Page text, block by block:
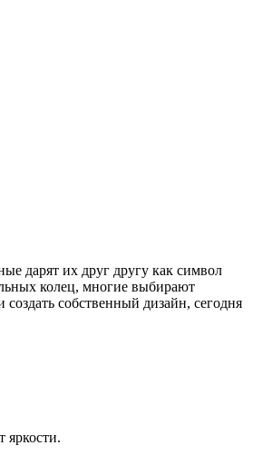
дарят их друг другу как символ
колец, многие выбирают
собственный дизайн, сегодня
яркости.